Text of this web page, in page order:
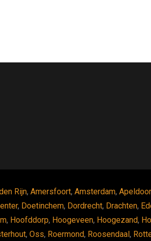
Rijn, Amersfoort, Amsterdam,
, Doetinchem, Dordrecht, Drachten,
, Hoofddorp, Hoogeveen, Hoogezand,
, Oss, Roermond, Roosendaal ,